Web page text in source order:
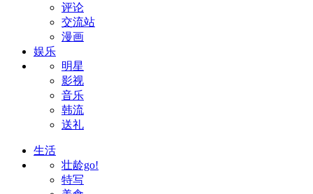
评论
交流站
漫画
娱乐
明星
影视
音乐
韩流
送礼
生活
壮龄go!
特写